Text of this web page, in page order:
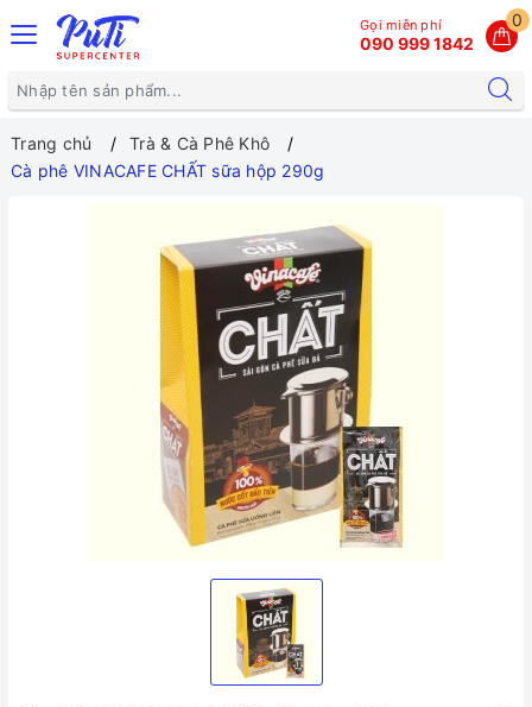
0
Gọi miễn phí
090 999 1842
Trang chủ
Trà & Cà Phê Khô
Cà phê VINACAFE CHẤT sữa hộp 290g